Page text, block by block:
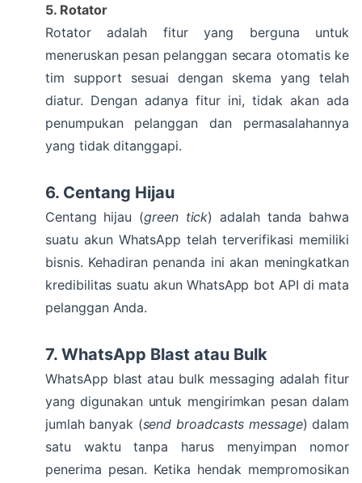
5. Rotator
Rotator adalah fitur yang berguna untuk
meneruskan pesan pelanggan secara otomatis ke
tim support sesuai dengan skema yang telah
diatur. Dengan adanya fitur ini, tidak akan ada
penumpukan pelanggan dan permasalahannya
yang tidak ditanggapi.
6. Centang Hijau
Centang hijau (green tick) adalah tanda bahwa
suatu akun WhatsApp telah terverifikasi memiliki
bisnis. Kehadiran penanda ini akan meningkatkan
kredibilitas suatu akun WhatsApp bot API di mata
pelanggan Anda.
7. WhatsApp Blast atau Bulk
WhatsApp blast atau bulk messaging adalah fitur
yang digunakan untuk mengirimkan pesan dalam
jumlah banyak (send broadcasts message) dalam
satu waktu tanpa harus menyimpan nomor
penerima pesan. Ketika hendak mempromosikan